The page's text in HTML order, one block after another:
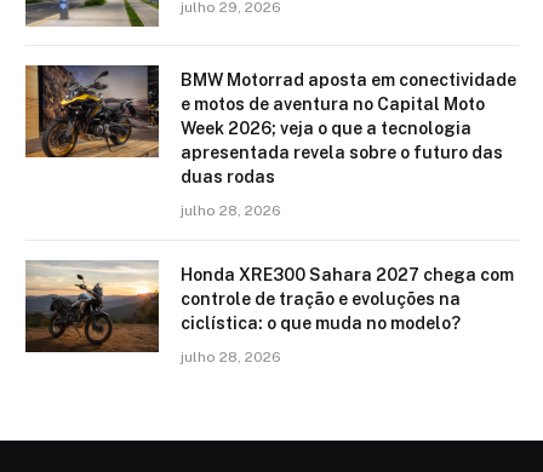
julho 29, 2026
BMW Motorrad aposta em conectividade
e motos de aventura no Capital Moto
Week 2026; veja o que a tecnologia
apresentada revela sobre o futuro das
duas rodas
julho 28, 2026
Honda XRE300 Sahara 2027 chega com
controle de tração e evoluções na
ciclística: o que muda no modelo?
julho 28, 2026